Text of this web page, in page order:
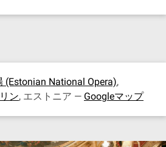
(Estonian National Opera),
ン, エストニア — Googleマップ